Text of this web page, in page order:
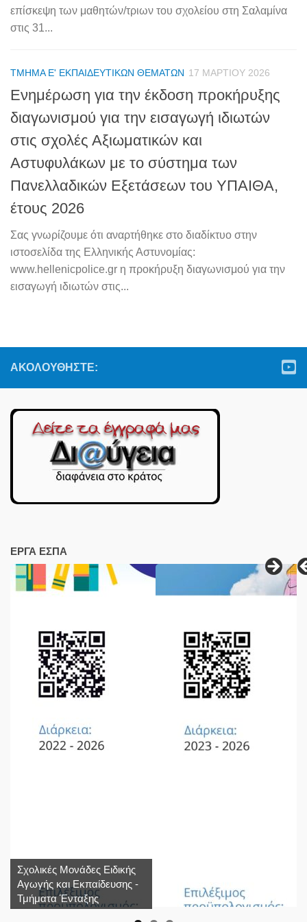
επίσκεψη των μαθητών/τριων του σχολείου στη Σαλαμίνα
στις 31...
ΤΜΉΜΑ Ε' ΕΚΠΑΙΔΕΥΤΙΚΏΝ ΘΕΜΆΤΩΝ 17 ΜΑΡΤΊΟΥ 2026
Ενημέρωση για την έκδοση προκήρυξης
διαγωνισμού για την εισαγωγή ιδιωτών
στις σχολές Αξιωματικών και
Αστυφυλάκων με το σύστημα των
Πανελλαδικών Εξετάσεων του ΥΠΑΙΘΑ,
έτους 2026
Σας γνωρίζουμε ότι αναρτήθηκε στο διαδίκτυο στην
ιστοσελίδα της Ελληνικής Αστυνομίας:
www.hellenicpolice.gr η προκήρυξη διαγωνισμού για την
εισαγωγή ιδιωτών στις...
ΑΚΟΛΟΥΘΉΣΤΕ:
ΕΡΓΑ ΕΣΠΑ
Σχολικές Μονάδες Ειδικής
Αγωγής και Εκπαίδευσης -
Τμήματα Ένταξης